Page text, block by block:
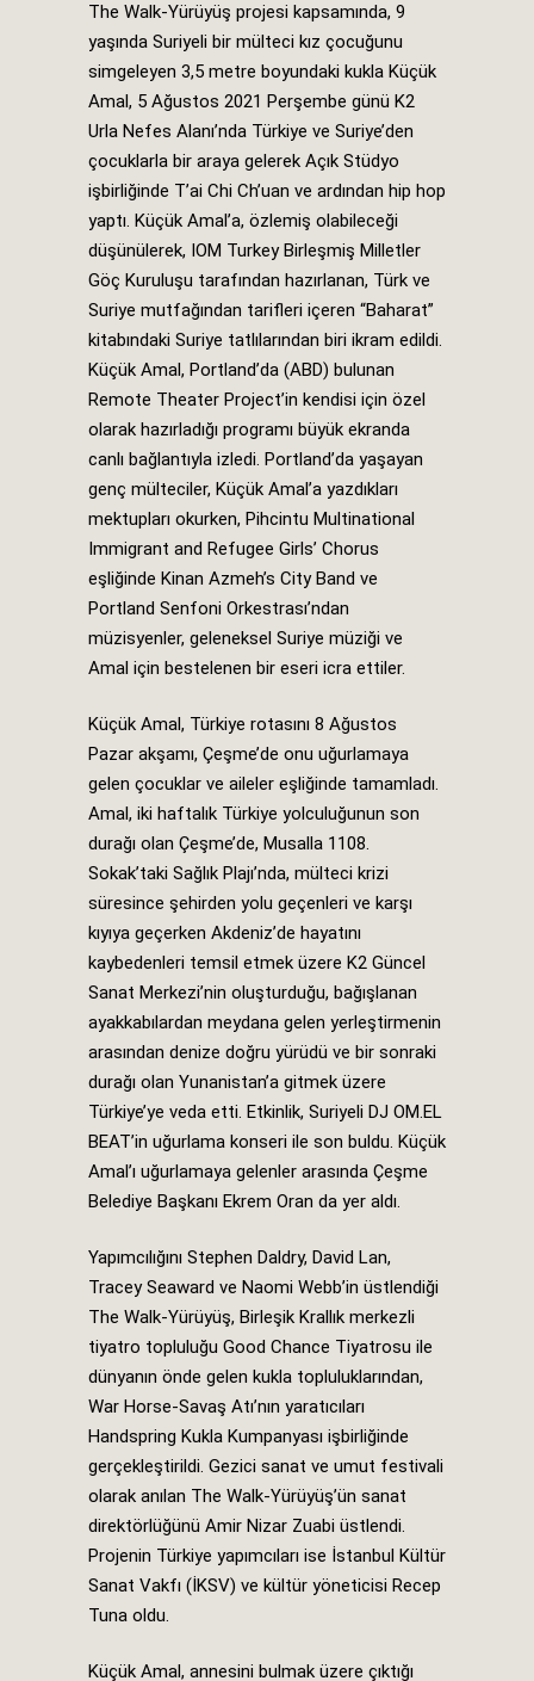
The Walk-Yürüyüş projesi kapsamında, 9
yaşında Suriyeli bir mülteci kız çocuğunu
simgeleyen 3,5 metre boyundaki kukla Küçük
Amal, 5 Ağustos 2021 Perşembe günü K2
Urla Nefes Alanı’nda Türkiye ve Suriye’den
çocuklarla bir araya gelerek Açık Stüdyo
işbirliğinde T’ai Chi Ch’uan ve ardından hip hop
yaptı. Küçük Amal’a, özlemiş olabileceği
düşünülerek, IOM Turkey Birleşmiş Milletler
Göç Kuruluşu tarafından hazırlanan, Türk ve
Suriye mutfağından tarifleri içeren “Baharat”
kitabındaki Suriye tatlılarından biri ikram edildi.
Küçük Amal, Portland’da (ABD) bulunan
Remote Theater Project’in kendisi için özel
olarak hazırladığı programı büyük ekranda
canlı bağlantıyla izledi. Portland’da yaşayan
genç mülteciler, Küçük Amal’a yazdıkları
mektupları okurken, Pihcintu Multinational
Immigrant and Refugee Girls’ Chorus
eşliğinde Kinan Azmeh’s City Band ve
Portland Senfoni Orkestrası’ndan
müzisyenler, geleneksel Suriye müziği ve
Amal için bestelenen bir eseri icra ettiler.
Küçük Amal, Türkiye rotasını 8 Ağustos
Pazar akşamı, Çeşme’de onu uğurlamaya
gelen çocuklar ve aileler eşliğinde tamamladı.
Amal, iki haftalık Türkiye yolculuğunun son
durağı olan Çeşme’de, Musalla 1108.
Sokak’taki Sağlık Plajı’nda, mülteci krizi
süresince şehirden yolu geçenleri ve karşı
kıyıya geçerken Akdeniz’de hayatını
kaybedenleri temsil etmek üzere K2 Güncel
Sanat Merkezi’nin oluşturduğu, bağışlanan
ayakkabılardan meydana gelen yerleştirmenin
arasından denize doğru yürüdü ve bir sonraki
durağı olan Yunanistan’a gitmek üzere
Türkiye’ye veda etti. Etkinlik, Suriyeli DJ OM.EL
BEAT’in uğurlama konseri ile son buldu. Küçük
Amal’ı uğurlamaya gelenler arasında Çeşme
Belediye Başkanı Ekrem Oran da yer aldı.
Yapımcılığını Stephen Daldry, David Lan,
Tracey Seaward ve Naomi Webb’in üstlendiği
The Walk-Yürüyüş, Birleşik Krallık merkezli
tiyatro topluluğu Good Chance Tiyatrosu ile
dünyanın önde gelen kukla topluluklarından,
War Horse-Savaş Atı’nın yaratıcıları
Handspring Kukla Kumpanyası işbirliğinde
gerçekleştirildi. Gezici sanat ve umut festivali
olarak anılan The Walk-Yürüyüş’ün sanat
direktörlüğünü Amir Nizar Zuabi üstlendi.
Projenin Türkiye yapımcıları ise İstanbul Kültür
Sanat Vakfı (İKSV) ve kültür yöneticisi Recep
Tuna oldu.
Küçük Amal, annesini bulmak üzere çıktığı